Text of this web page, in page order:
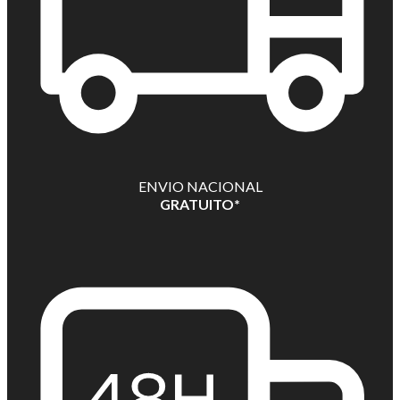
ENVIO NACIONAL
GRATUITO*